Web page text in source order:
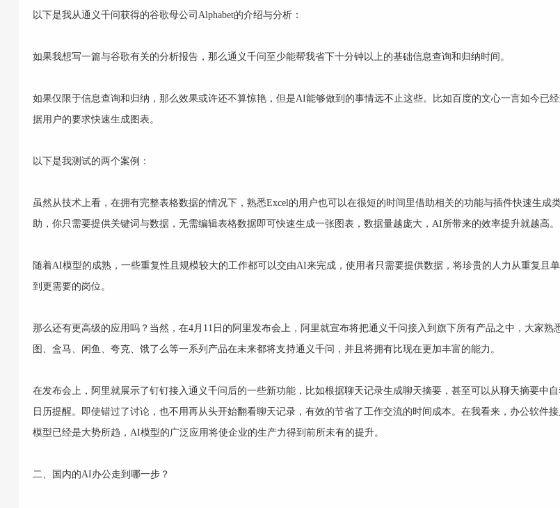
以下是我从通义千问获得的谷歌母公司Alphabet的介绍与分析：
如果我想写一篇与谷歌有关的分析报告，那么通义千问至少能帮我省下十分钟以上的基础信息查询和归纳时间。
如果仅限于信息查询和归纳，那么效果或许还不算惊艳，但是AI能够做到的事情远不止这些。比如百度的文心一言如今已
据用户的要求快速生成图表。
以下是我测试的两个案例：
虽然从技术上看，在拥有完整表格数据的情况下，熟悉Excel的用户也可以在很短的时间里借助相关的功能与插件快速生成
助，你只需要提供关键词与数据，无需编辑表格数据即可快速生成一张图表，数据量越庞大，AI所带来的效率提升就越高。
随着AI模型的成熟，一些重复性且规模较大的工作都可以交由AI来完成，使用者只需要提供数据，将珍贵的人力从重复且
到更需要的岗位。
那么还有更高级的应用吗？当然，在4月11日的阿里发布会上，阿里就宣布将把通义千问接入到旗下所有产品之中，大家熟
图、盒马、闲鱼、夸克、饿了么等一系列产品在未来都将支持通义千问，并且将拥有比现在更加丰富的能力。
在发布会上，阿里就展示了钉钉接入通义千问后的一些新功能，比如根据聊天记录生成聊天摘要，甚至可以从聊天摘要中
日历提醒。即使错过了讨论，也不用再从头开始翻看聊天记录，有效的节省了工作交流的时间成本。在我看来，办公软件
模型已经是大势所趋，AI模型的广泛应用将使企业的生产力得到前所未有的提升。
二、国内的AI办公走到哪一步？